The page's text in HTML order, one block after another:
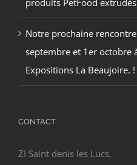
produits PetFood
Notre prochaine
septembre et 1er octobre
Expositions La Beaujoire. !
CONTACT
ZI Saint denis les Lucs,